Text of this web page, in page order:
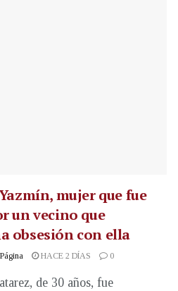
mujer que fue
un vecino que
obsesión con ella
HACE 2 DÍAS 0
de 30 años, fue